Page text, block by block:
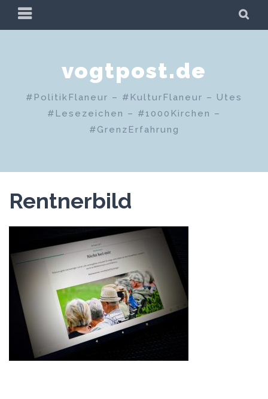
Zum
PRIMÄRES
MENÜ
vogtpost.de
#PolitikFlaneur – #KulturFlaneur – Utes
#Lesezeichen – #1000Kirchen –
#GrenzErfahrung
Rentnerbild